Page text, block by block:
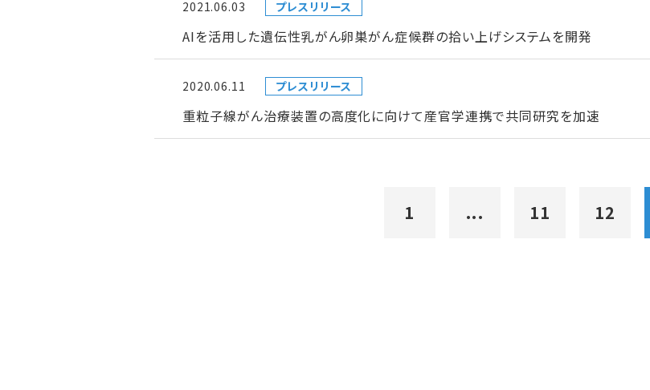
2021.06.03 プレスリリース
AIを活用した遺伝性乳がん卵巣がん症候群の拾い上げシステムを開発
2020.06.11 プレスリリース
重粒子線がん治療装置の高度化に向けて産官学連携で共同研究を加速
1 ... 11 12